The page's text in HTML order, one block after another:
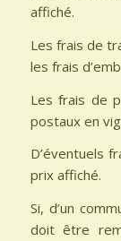
affiché.
Les frais de
les frais
Les frais de
postaux en
D’éventuels
prix affiché.
Si, d’un
doit être